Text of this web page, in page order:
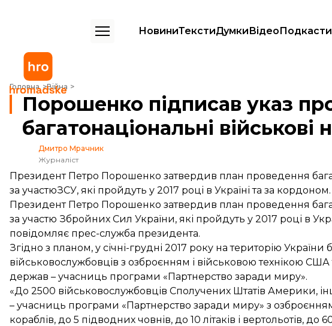
НовиниТекстиДумкиВідеоПодкасти
Головна Війна
Порошенко підписав указ про багатонаціональні військові навчання в Україні
Порошенко підписав указ
багатонаціональні військові
Дмитро Мрачник
Журналіст
Президент Петро Порошенко затвердив план проведення
за участюЗСУ, які пройдуть у 2017 році в Україні та за кордоном.
Президент Петро Порошенко затвердив план проведення
за участю Збройних Сил України, які пройдуть у 2017 році в
повідомляє прес-служба президента.
Згідно з планом, у січні-грудні 2017 року на територію
військовослужбовців з озброєнням і військовою технікою
держав – учасниць програми «Партнерство заради миру».
«До 2500 військовослужбовців Сполучених Штатів Америки,
– учасниць програми «Партнерство заради миру» з
кораблів, до 5 підводних човнів, до 10 літаків і вертольотів, до